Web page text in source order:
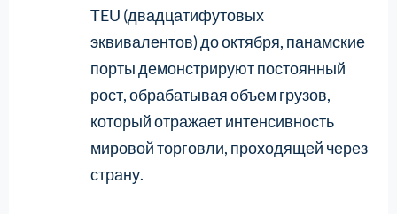
TEU (двадцатифутовых
эквивалентов) до октября, панамские
порты демонстрируют постоянный
рост, обрабатывая объем грузов,
который отражает интенсивность
мировой торговли, проходящей через
страну.